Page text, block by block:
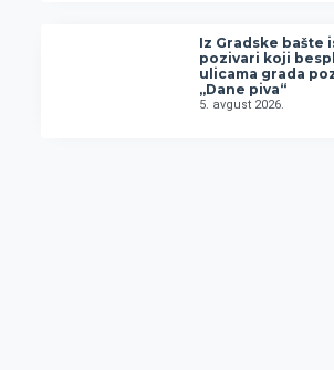
Iz Gradske bašte
pozivari koji
ulicama grada
„Dane piva“
5. avgust 2026.